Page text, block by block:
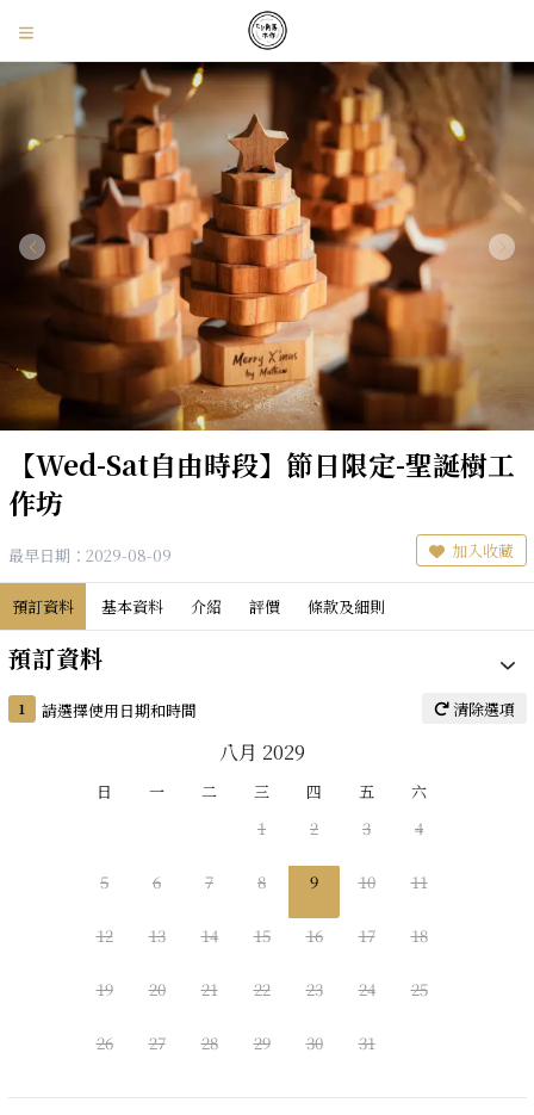
【Wed-Sat自由時段】節日限定-聖誕樹工
作坊
最早日期：2029-08-09 加入收藏
預訂資料 基本資料 介紹 評價 條款及細則
預訂資料
1 請選擇使用日期和時間 清除選項
八月 2029
日 一 二 三 四 五 六
1 2 3 4
5 6 7 8 9 10 11
12 13 14 15 16 17 18
19 20 21 22 23 24 25
26 27 28 29 30 31